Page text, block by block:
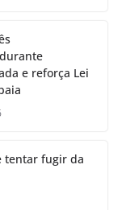
e reforça Lei
tentar fugir da